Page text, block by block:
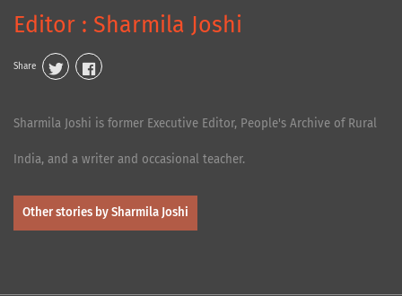
Editor : Sharmila Joshi
Share
Sharmila Joshi is former Executive Editor, People's Archive of Rural
India, and a writer and occasional teacher.
Other stories by Sharmila Joshi